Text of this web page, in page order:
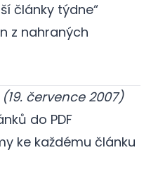
články týdne“
z nahraných
(19. července 2007)
do PDF
ke každému článku